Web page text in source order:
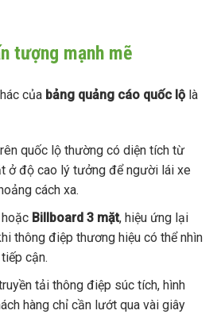
tượng mạnh mẽ
của bảng quảng cáo quốc lộlà
quốc lộ thường có diện tích từ
ở độ cao lý tưởng để người lái xe
cách xa.
Billboard 3 mặt, hiệu ứng lại
thông điệp thương hiệu có thể nhìn
cận.
tải thông điệp súc tích, hình
hàng chỉ cần lướt qua vài giây